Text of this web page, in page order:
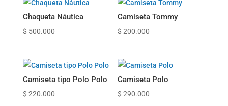
Chaqueta Náutica
$ 500.000
Camiseta Tommy
$ 200.000
Camiseta tipo Polo Polo
$ 220.000
Camiseta Polo
$ 290.000